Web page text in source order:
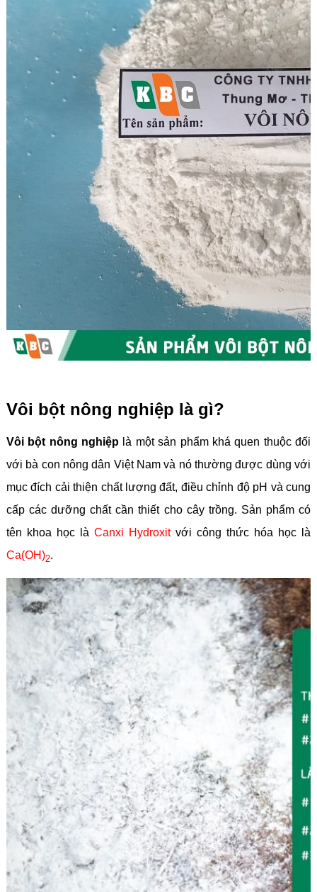
Vôi bột nông nghiệp là gì?
Vôi bột nông nghiệp là một sản phẩm khá quen thuộc đối
với bà con nông dân Việt Nam và nó thường được dùng với
mục đích cải thiện chất lượng đất, điều chỉnh độ pH và cung
cấp các dưỡng chất cần thiết cho cây trồng. Sản phẩm có
tên khoa học là Canxi Hydroxitvới công thức hóa học là
Ca(OH)2.